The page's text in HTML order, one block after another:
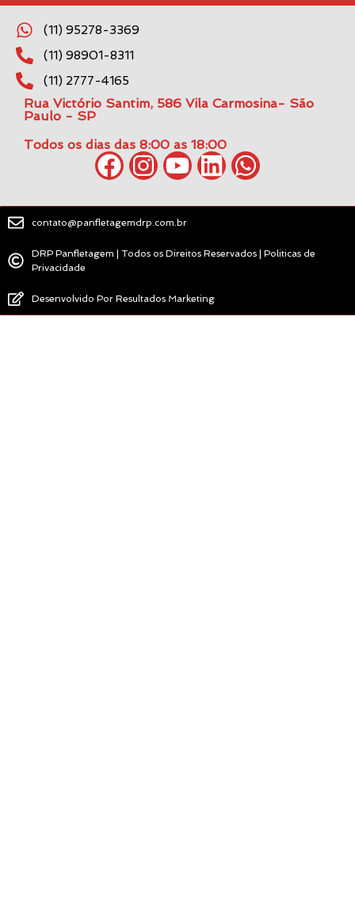
(11) 95278-3369
(11) 98901-8311
(11) 2777-4165
Rua Victório Santim, 586 Vila Carmosina- São
Paulo - SP
Todos os dias das 8:00 as 18:00
contato@panfletagemdrp.com.br
DRP Panfletagem | Todos os Direitos Reservados | Politicas de
Privacidade
Desenvolvido Por Resultados Marketing